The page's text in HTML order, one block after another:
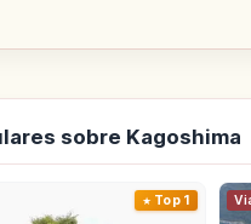
sobre Kagoshima
Top 1